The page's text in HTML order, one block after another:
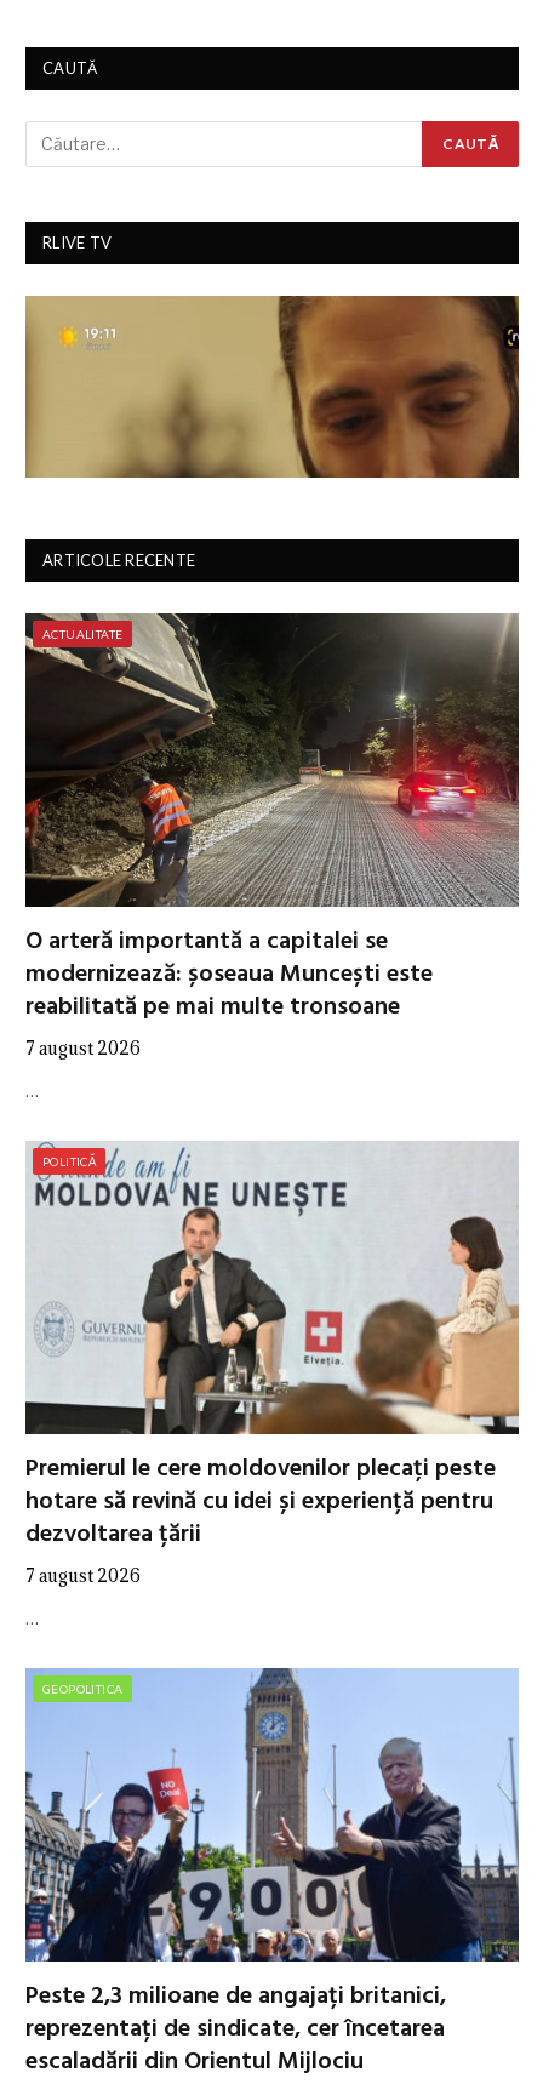
CAUTĂ
RLIVE TV
ARTICOLE RECENTE
ACTUALITATE
O arteră importantă a capitalei se
modernizează: șoseaua Muncești este
reabilitată pe mai multe tronsoane
7 august 2026
…
POLITICĂ
Premierul le cere moldovenilor plecați peste
hotare să revină cu idei și experiență pentru
dezvoltarea țării
7 august 2026
…
GEOPOLITICA
Peste 2,3 milioane de angajați britanici,
reprezentați de sindicate, cer încetarea
escaladării din Orientul Mijlociu